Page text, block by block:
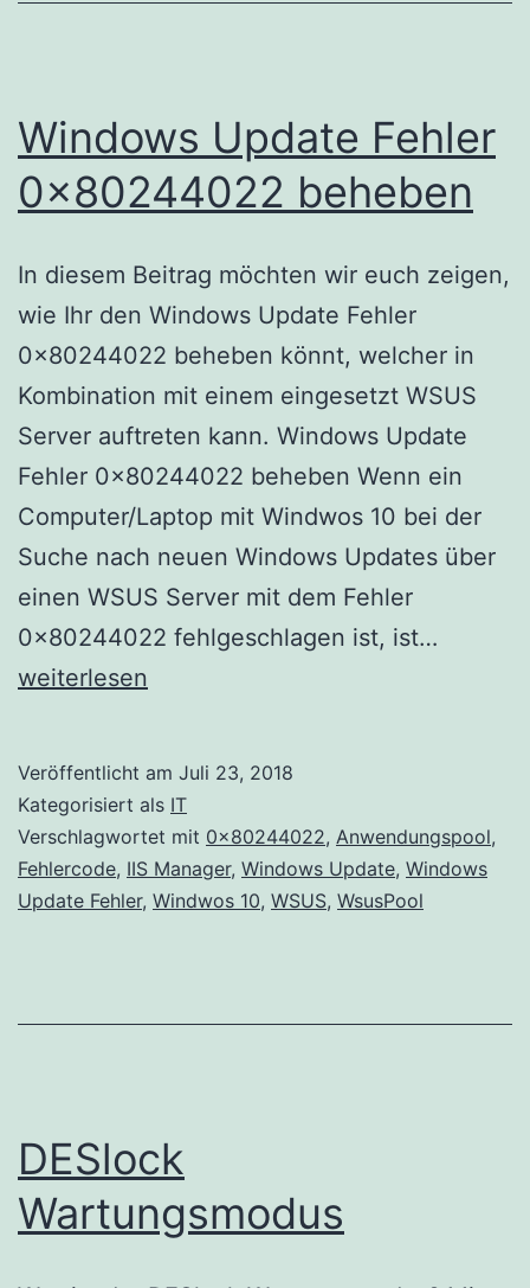
Windows Update Fehler
0x80244022 beheben
In diesem Beitrag möchten wir euch zeigen,
wie Ihr den Windows Update Fehler
0x80244022 beheben könnt, welcher in
Kombination mit einem eingesetzt WSUS
Server auftreten kann. Windows Update
Fehler 0x80244022 beheben Wenn ein
Computer/Laptop mit Windwos 10 bei der
Suche nach neuen Windows Updates über
einen WSUS Server mit dem Fehler
0x80244022 fehlgeschlagen ist, ist…
weiterlesen
Veröffentlicht am Juli 23, 2018
Kategorisiert als IT
Verschlagwortet mit 0x80244022, Anwendungspool,
Fehlercode, IIS Manager, Windows Update, Windows
Update Fehler, Windwos 10, WSUS, WsusPool
DESlock
Wartungsmodus